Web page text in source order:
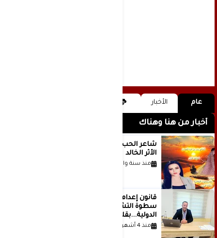
عام الأخبار
أخبار من هنا وهناك
الأثر الخالد
منذ سنة واحدة
قانون إعدام الأسرى الفلسطينيين: بين
سطوة التشريع وانهيار منظومة العدالة
الدولية...بقلم الدكتور وسيم وني
منذ 4 أشهر